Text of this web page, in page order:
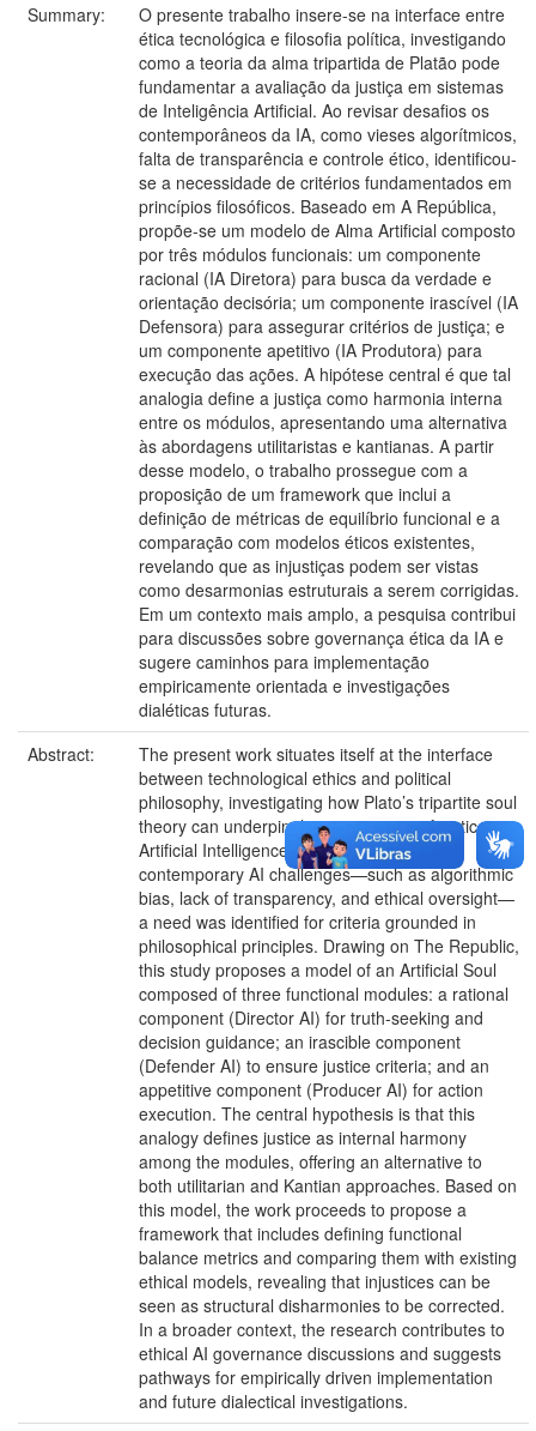
Summary:
O presente trabalho insere-se na interface entre
ética tecnológica e filosofia política, investigando
como a teoria da alma tripartida de Platão pode
fundamentar a avaliação da justiça em sistemas
de Inteligência Artificial. Ao revisar desafios os
contemporâneos da IA, como vieses algorítmicos,
falta de transparência e controle ético, identificou-
se a necessidade de critérios fundamentados em
princípios filosóficos. Baseado em A República,
propõe-se um modelo de Alma Artificial composto
por três módulos funcionais: um componente
racional (IA Diretora) para busca da verdade e
orientação decisória; um componente irascível (IA
Defensora) para assegurar critérios de justiça; e
um componente apetitivo (IA Produtora) para
execução das ações. A hipótese central é que tal
analogia define a justiça como harmonia interna
entre os módulos, apresentando uma alternativa
às abordagens utilitaristas e kantianas. A partir
desse modelo, o trabalho prossegue com a
proposição de um framework que inclui a
definição de métricas de equilíbrio funcional e a
comparação com modelos éticos existentes,
revelando que as injustiças podem ser vistas
como desarmonias estruturais a serem corrigidas.
Em um contexto mais amplo, a pesquisa contribui
para discussões sobre governança ética da IA e
sugere caminhos para implementação
empiricamente orientada e investigações
dialéticas futuras.
Abstract:
The present work situates itself at the interface
between technological ethics and political
philosophy, investigating how Plato’s tripartite soul
theory can underpin the assessment of justice in
Artificial Intelligence systems. By reviewing
contemporary AI challenges—such as algorithmic
bias, lack of transparency, and ethical oversight—
a need was identified for criteria grounded in
philosophical principles. Drawing on The Republic,
this study proposes a model of an Artificial Soul
composed of three functional modules: a rational
component (Director AI) for truth-seeking and
decision guidance; an irascible component
(Defender AI) to ensure justice criteria; and an
appetitive component (Producer AI) for action
execution. The central hypothesis is that this
analogy defines justice as internal harmony
among the modules, offering an alternative to
both utilitarian and Kantian approaches. Based on
this model, the work proceeds to propose a
framework that includes defining functional
balance metrics and comparing them with existing
ethical models, revealing that injustices can be
seen as structural disharmonies to be corrected.
In a broader context, the research contributes to
ethical AI governance discussions and suggests
pathways for empirically driven implementation
and future dialectical investigations.